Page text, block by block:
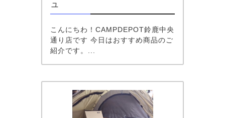
ュ
こんにちわ！CAMPDEPOT鈴鹿中央
通り店です 今日はおすすめ商品のご
紹介です。...